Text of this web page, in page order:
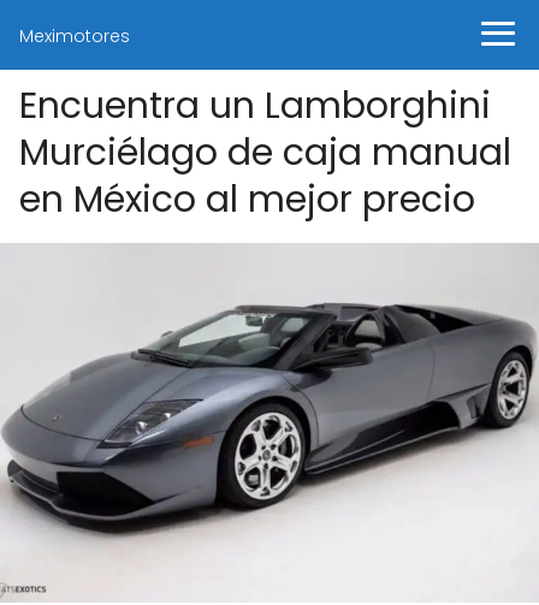
Meximotores
Encuentra un Lamborghini
Murciélago de caja manual
en México al mejor precio